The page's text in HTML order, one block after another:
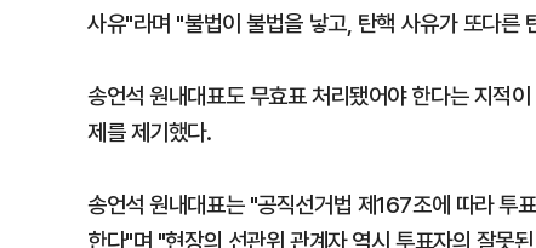
사유"라며 "불법이 불법을 낳고, 탄핵 사유가 또다른
송언석 원내대표도 무효표 처리됐어야 한다는 지적
제를 제기했다.
송언석 원내대표는 "공직선거법 제167조에 따라 투
한다"며 "현장의 선관위 관계자 역시 투표자의 잘못